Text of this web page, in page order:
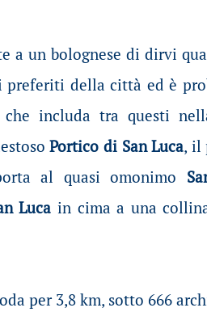
a un bolognese di dirvi
preferiti della città ed è
che includa tra questi
Portico di San Luca, il
al quasi omonimo
Luca in cima a una
per 3,8 km, sotto 666